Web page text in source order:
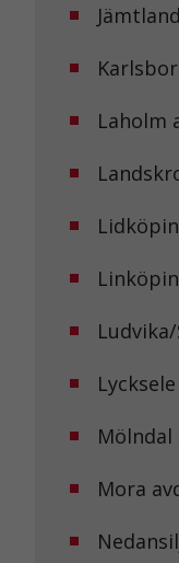
Laholm
Mölndal
Mora